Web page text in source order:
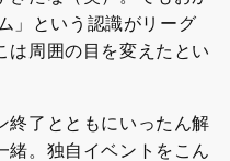
」という認識がリーグ
は周囲の目を変えたとい
終了とともにいったん解
。独自イベントをこん